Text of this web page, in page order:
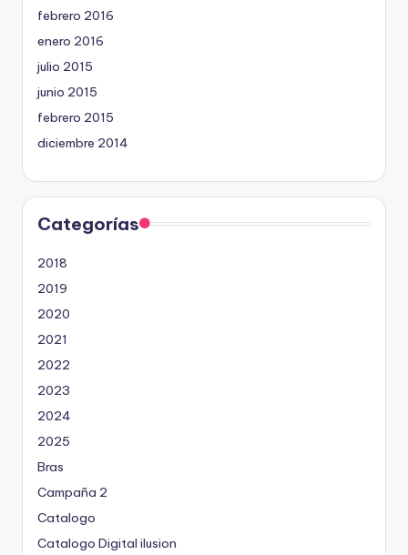
febrero 2016
enero 2016
julio 2015
junio 2015
febrero 2015
diciembre 2014
Categorías
2018
2019
2020
2021
2022
2023
2024
2025
Bras
Campaña 2
Catalogo
Catalogo Digital ilusion